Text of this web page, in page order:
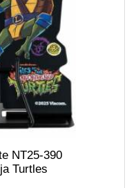
NT25-390
Turtles